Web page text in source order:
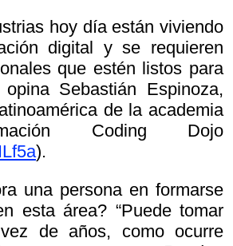
hoy día están viviendo
digital y se requieren
que estén listos para
opina Sebastián Espinoza,
de la academia
Coding Dojo
).
una persona en formarse
esta área? “Puede tomar
de años, como ocurre